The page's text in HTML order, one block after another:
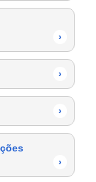
›
›
›
›